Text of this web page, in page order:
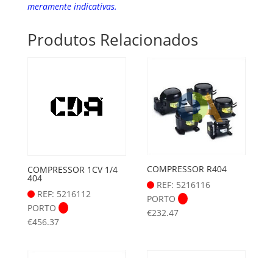
meramente indicativas.
Produtos Relacionados
COMPRESSOR 1CV 1/4
404
REF: 5216112
PORTO
€456.37
COMPRESSOR R404
REF: 5216116
PORTO
€232.47